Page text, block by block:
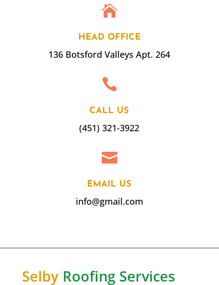

HEAD OFFICE
136 Botsford Valleys Apt. 264

CALL US
(451) 321-3922

EMAIL US
info@gmail.com
Selby Roofing Services